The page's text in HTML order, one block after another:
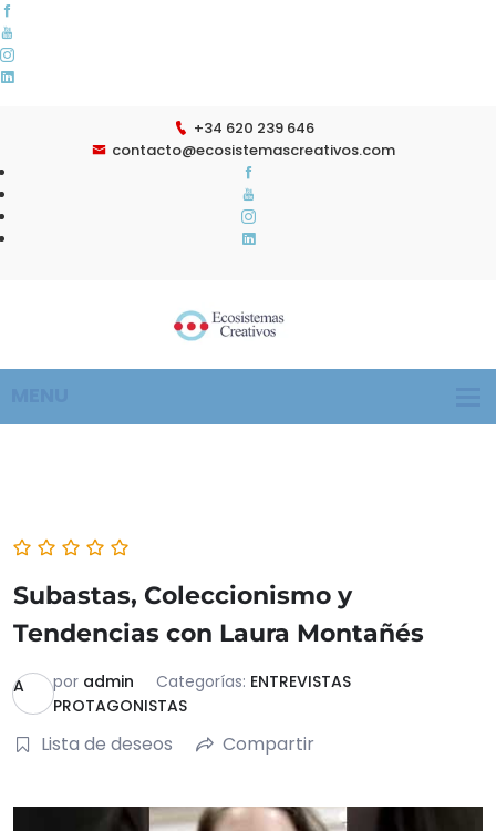
+34 620 239 646
contacto@ecosistemascreativos.com
Subastas, Coleccionismo y
Tendencias con Laura Montañés
A por admin Categorías: ENTREVISTAS
PROTAGONISTAS
Lista de deseos Compartir